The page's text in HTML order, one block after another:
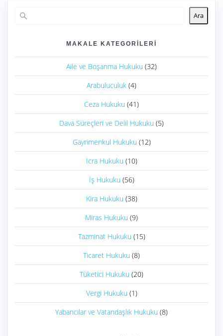
Ara
MAKALE KATEGORILERI
Aile ve Boşanma Hukuku (32)
Arabuluculuk (4)
Ceza Hukuku (41)
Dava Süreçleri ve Delil Hukuku (5)
Gayrimenkul Hukuku (12)
İcra Hukuku (10)
İş Hukuku (56)
Kira Hukuku (38)
Miras Hukuku (9)
Tazminat Hukuku (15)
Ticaret Hukuku (8)
Tüketici Hukuku (20)
Vergi Hukuku (1)
Yabancılar ve Vatandaşlık Hukuku (8)